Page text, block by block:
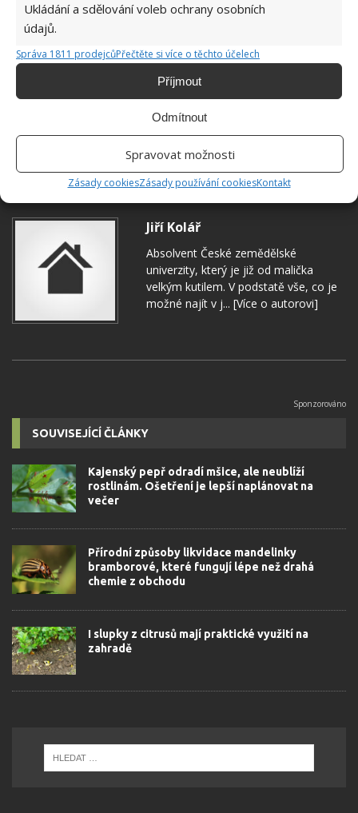
Ukládání a sdělování voleb ochrany osobních
údajů.
Správa 1811 prodejcůPřečtěte si více o těchto účelech
Příjmout
Odmítnout
Spravovat možnosti
Zásady cookiesZásady používání cookiesKontakt
EKOLOGICKÁ ZAHRADA MĚSÍČEK
Jiří Kolář
Absolvent České zemědělské
univerzity, který je již od malička
velkým kutilem. V podstatě vše, co je
možné najít v j... [Více o autorovi]
SOUVISEJÍCÍ ČLÁNKY
Kajenský pepř odradí mšice, ale neublíží
rostlinám. Ošetření je lepší naplánovat na
večer
Přírodní způsoby likvidace mandelinky
bramborové, které fungují lépe než drahá
chemie z obchodu
I slupky z citrusů mají praktické využití na
zahradě